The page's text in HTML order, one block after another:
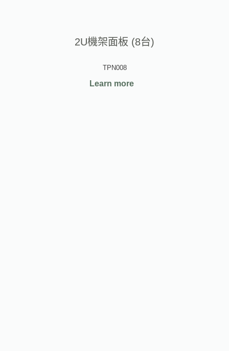
2U機架面板 (8台)
TPN008
Learn more